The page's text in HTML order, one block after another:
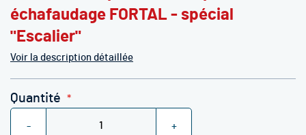
échafaudage FORTAL - spécial
"Escalier"
Voir la description détaillée
Quantité
- +